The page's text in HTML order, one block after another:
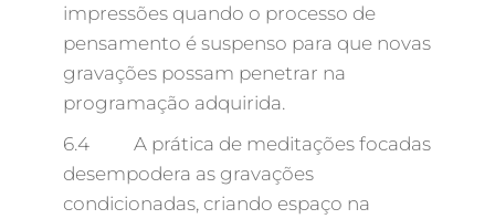
impressões quando o processo de
pensamento é suspenso para que novas
gravações possam penetrar na
programação adquirida.
6.4 A prática de meditações focadas
desempodera as gravações
condicionadas, criando espaço na